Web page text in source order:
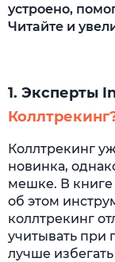
устроено,
Читайте и
1. Эксперты
Коллтрекинг
новинка,
мешке. В книге
об этом
коллтрекинг
учитывать при
лучше
10. Дэниел
12. Игорь
простоты: